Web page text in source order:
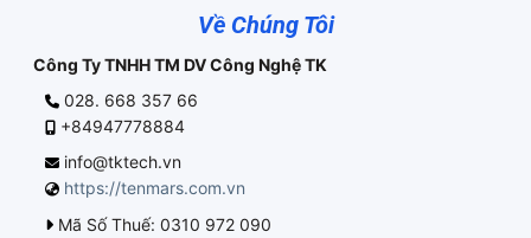
Về Chúng Tôi
Công Ty TNHH TM DV Công Nghệ TK
028. 668 357 66
+84947778884
info@tktech.vn
https://tenmars.com.vn
Mã Số Thuế: 0310 972 090